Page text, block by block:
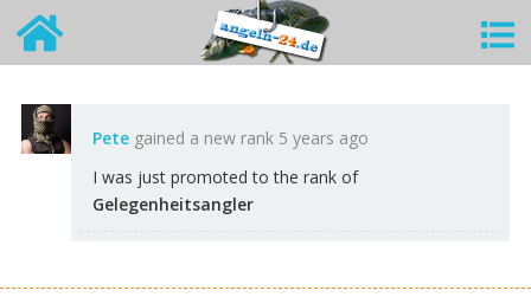
Petegained a new rank 5 years ago
I was just promoted to the rank of
Gelegenheitsangler